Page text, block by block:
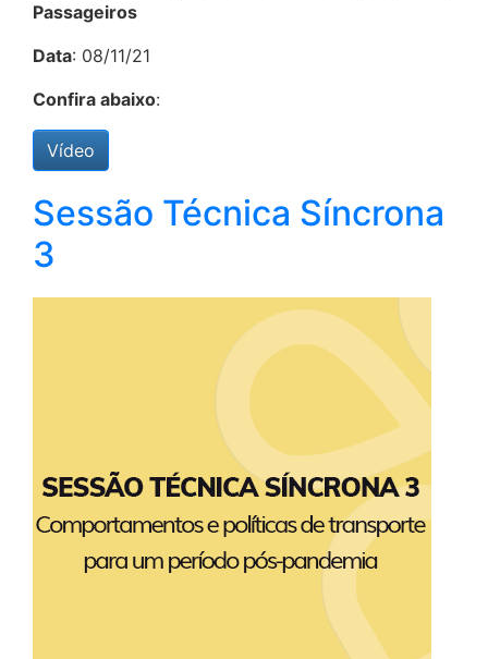
Passageiros
Data: 08/11/21
Confira abaixo:
Vídeo
Sessão Técnica Síncrona
3